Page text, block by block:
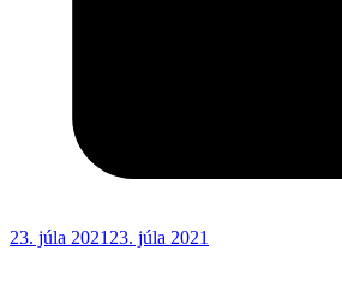
23. júla 2021 23. júla 2021